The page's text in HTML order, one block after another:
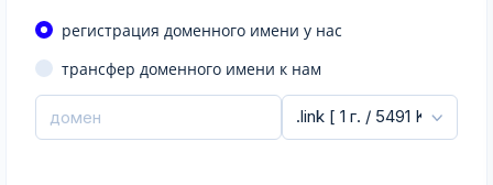
регистрация доменного имени у нас
трансфер доменного имени к нам